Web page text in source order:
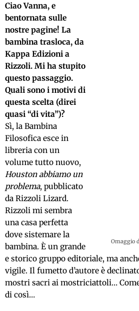
Omaggio
Ciao Vanna, e
bentornata sulle
nostre pagine! La
bambina trasloca, da
Kappa Edizioni a
Rizzoli. Mi ha stupito
questo passaggio.
Quali sono i motivi di
questa scelta (direi
quasi “di vita”)?
Sì, la Bambina
Filosofica esce in
libreria con un
volume tutto nuovo,
Houston abbiamo un
problema, pubblicato
da Rizzoli Lizard.
Rizzoli mi sembra
una casa perfetta
dove sistemare la
bambina. È un grande
e storico gruppo editoriale, ma
vigile. Il fumetto d’autore è
mostri sacri ai mostriciattoli…
di così…